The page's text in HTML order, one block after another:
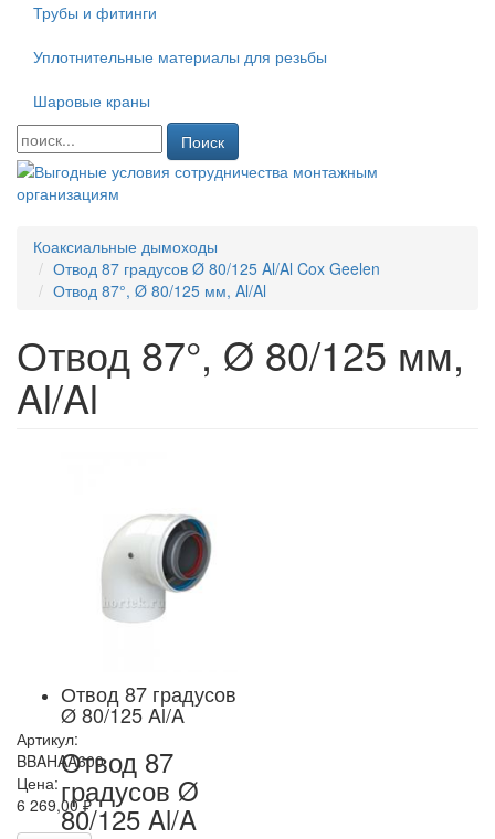
Трубы и фитинги
Уплотнительные материалы для резьбы
Шаровые краны
Поиск
Коаксиальные дымоходы
Отвод 87 градусов Ø 80/125 Al/Al Cox Geelen
Отвод 87°, Ø 80/125 мм, Al/Al
Отвод 87°, Ø 80/125 мм,
Al/Al
Отвод 87 градусов
Ø 80/125 Al/A
Отвод 87
градусов Ø
80/125 Al/A
Артикул:
BBAHAA600
Цена:
6 269,00 ₽